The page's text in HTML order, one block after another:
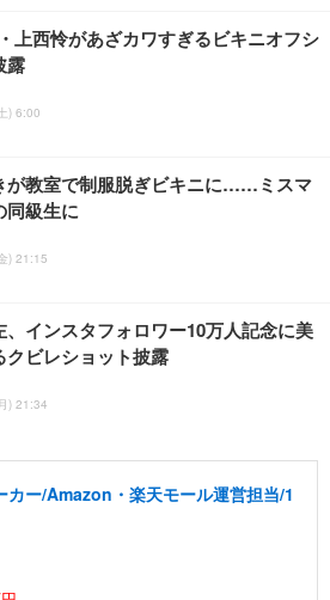
上西怜があざカワすぎるビキニオフシ
露
) 6:00
が教室で制服脱ぎビキニに……ミスマ
同級生に
) 21:15
、インスタフォロワー10万人記念に美
クビレショット披露
) 21:34
カー/Amazon・楽天モール運営担当/1